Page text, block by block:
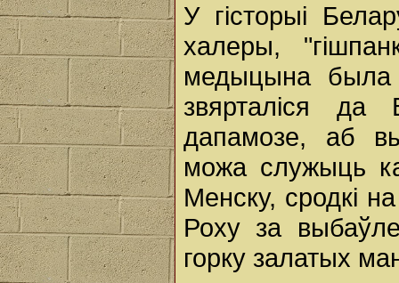
У гісторыі
халеры,
медыцына была
звярталіся
дапамозе, аб
можа служыць
Менску, сродкі
Роху за
горку залатых